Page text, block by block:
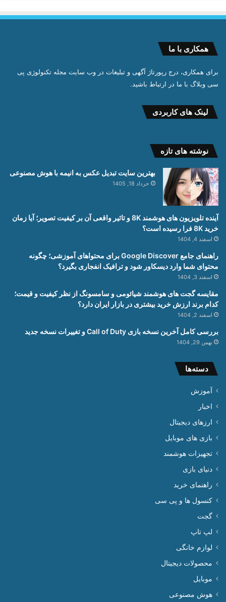
همکاری با ما
برای همکاری، درج رپورتاژ آگهی و تبلیغات در وب سایت مجله تکنولوژی پی
سی وبلاگ با ما در ارتباط باشید.
لینک های کاربردی
نوشته های تازه
بهترین سایت تبدیل عکس به انیمه با هوش مصنوعی
خرداد 18, 1405
آینده تلویزیون های هوشمند 8K و تاثیر واقعی آن بر کیفیت تصویر؛ آیا زمان
خرید 8K فرا رسیده است؟
اسفند 4, 1404
راهنمای جامع Google Discover برای محتواهای آموزشی؛ چگونه
محتوای شما وارد دیسکاور شود و ترافیک انفجاری بگیرد؟
اسفند 3, 1404
مقایسه گجت های هوشمند شیائومی و سامسونگ از نظر کیفیت و قیمت؛
کدام برند ارزش خرید بیشتری در بازار ایران دارد؟
اسفند 2, 1404
بررسی کامل آخرین نسخه بازی Call of Duty و تغییرات نسخه جدید
بهمن 29, 1404
دسته‌ها
آموزش
اخبار
ارزهای دیجیتال
بازی های موبایل
تجهیزات هوشمند
دنیای بازی
راهنمای خرید
کنسول ها و پی سی
گجت
لپ تاپ
لوازم خانگی
محصولات دیجیتال
موبایل
هوش مصنوعی